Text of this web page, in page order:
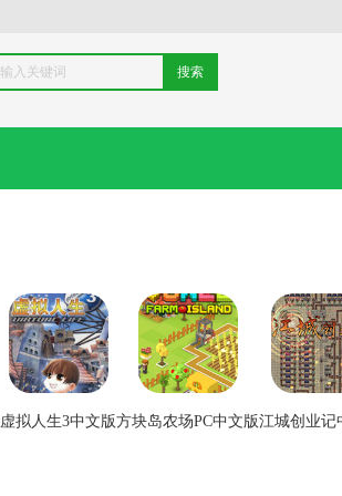
搜索
虚拟人生3中文版方块岛农场PC中文版江城创业记